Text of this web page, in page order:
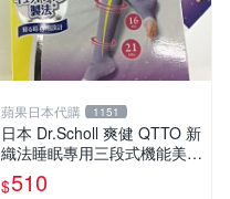
蘋果日本代購 1151
日本 Dr.Scholl 爽健 QTTO 新
織法睡眠專用三段式機能美腿
減壓美腿襪
$510